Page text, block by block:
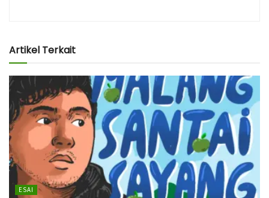
Artikel Terkait
ESAI